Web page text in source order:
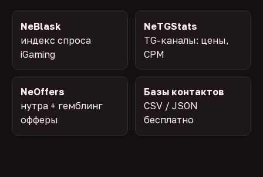
NeBlask
индекс спроса
iGaming
NeTGStats
TG-каналы: цены,
CPM
NeOffers
нутра + гемблинг
офферы
Базы контактов
CSV / JSON
бесплатно